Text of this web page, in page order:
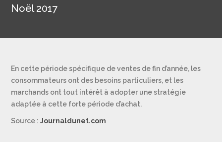
Noël 2017
En cette période spécifique de ventes de fin d’année, les
consommateurs ont des besoins particuliers, et les
marchands ont tout intérêt à adopter une stratégie
adaptée à cette forte période d’achat.
Source :Journaldunet.com